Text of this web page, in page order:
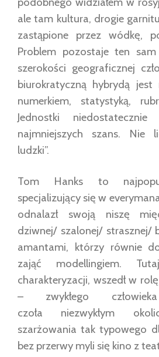
ale tam kultura, drogie
zastąpione przez wódkę,
Problem pozostaje ten
szerokości geograficznej
biurokratyczną hybrydą jest
numerkiem, statystyką,
Jednostki
najmniejszych szans. Nie
ludzki”.
Tom Hanks to
specjalizujący się w
odnalazł swoją niszę
dziwnej/ szalonej/ strasznej/
amantami, którzy równie
zająć modellingiem.
charakteryzacji, wszedł w
– zwykłego
czoła niezwykłym
szarżowania tak typowego
bez przerwy myli się kino z